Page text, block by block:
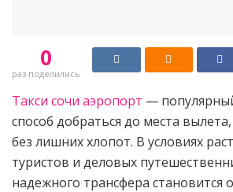
0
раз поделились
Такси сочи аэропорт —
способ добраться до места
без лишних хлопот. В условиях
туристов и деловых
надежного трансфера становится